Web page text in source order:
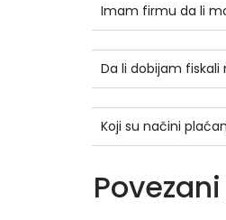
Imam firmu da li
Da li dobijam fiskali
Koji su načini